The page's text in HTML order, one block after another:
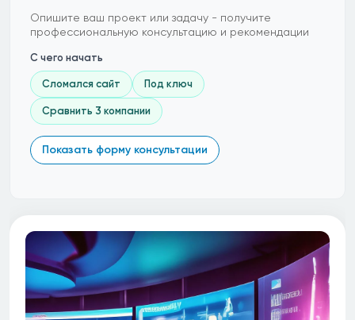
Опишите ваш проект или задачу - получите
профессиональную консультацию и рекомендации
С чего начать
Сломался сайт Под ключ
Сравнить 3 компании
Показать форму консультации